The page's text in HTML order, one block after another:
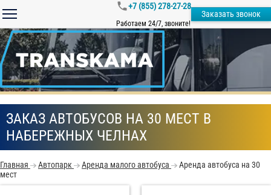
+7 (855) 278-27-28
Работаем 24/7, звоните!
Заказать звонок
ЗАКАЗ АВТОБУСОВ НА 30 МЕСТ В
НАБЕРЕЖНЫХ ЧЕЛНАХ
Главная Автопарк Аренда малого автобуса
Аренда автобуса на 30
мест